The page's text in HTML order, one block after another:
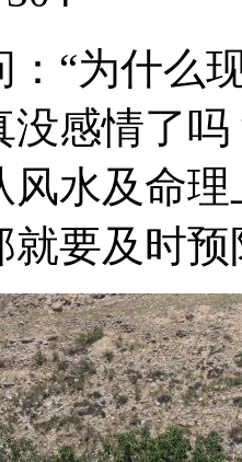
：“为什么
没感情了
风水及命
就要及时